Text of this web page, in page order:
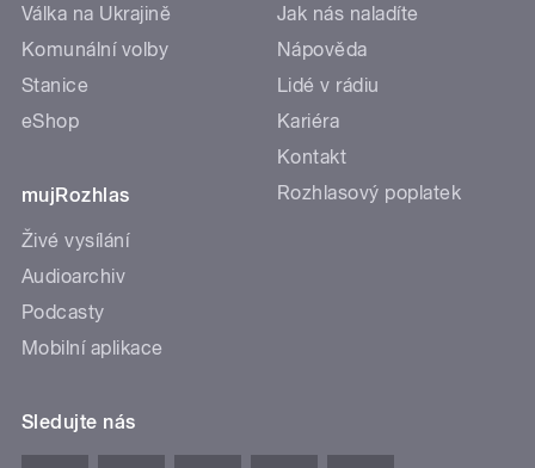
Válka na Ukrajině
Komunální volby
Stanice
eShop
mujRozhlas
Živé vysílání
Audioarchiv
Podcasty
Mobilní aplikace
Jak nás naladíte
Nápověda
Lidé v rádiu
Kariéra
Kontakt
Rozhlasový poplatek
Sledujte nás